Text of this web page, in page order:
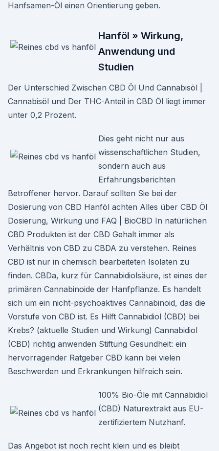
Hanfsamen-Öl einen Orientierung geben.
Hanföl » Wirkung,
Anwendung und
Studien
Der Unterschied Zwischen CBD Öl Und Cannabisöl |
Cannabisöl und Der THC-Anteil in CBD Öl liegt immer
unter 0,2 Prozent.
Dies geht nicht nur aus
wissenschaftlichen Studien,
sondern auch aus
Erfahrungsberichten
Betroffener hervor. Darauf sollten Sie bei der
Dosierung von CBD Hanföl achten Alles über CBD Öl
Dosierung, Wirkung und FAQ | BioCBD In natürlichen
CBD Produkten ist der CBD Gehalt immer als
Verhältnis von CBD zu CBDA zu verstehen. Reines
CBD ist nur in chemisch bearbeiteten Isolaten zu
finden. CBDa, kurz für Cannabidiolsäure, ist eines der
primären Cannabinoide der Hanfpflanze. Es handelt
sich um ein nicht-psychoaktives Cannabinoid, das die
Vorstufe von CBD ist. Es Hilft Cannabidiol (CBD) bei
Krebs? (aktuelle Studien und Wirkung) Cannabidiol
(CBD) richtig anwenden Stiftung Gesundheit: ein
hervorragender Ratgeber CBD kann bei vielen
Beschwerden und Erkrankungen hilfreich sein.
100% Bio-Öle mit Cannabidiol
(CBD) Naturextrakt aus EU-
zertifiziertem Nutzhanf.
Das Angebot ist noch recht klein und es bleibt